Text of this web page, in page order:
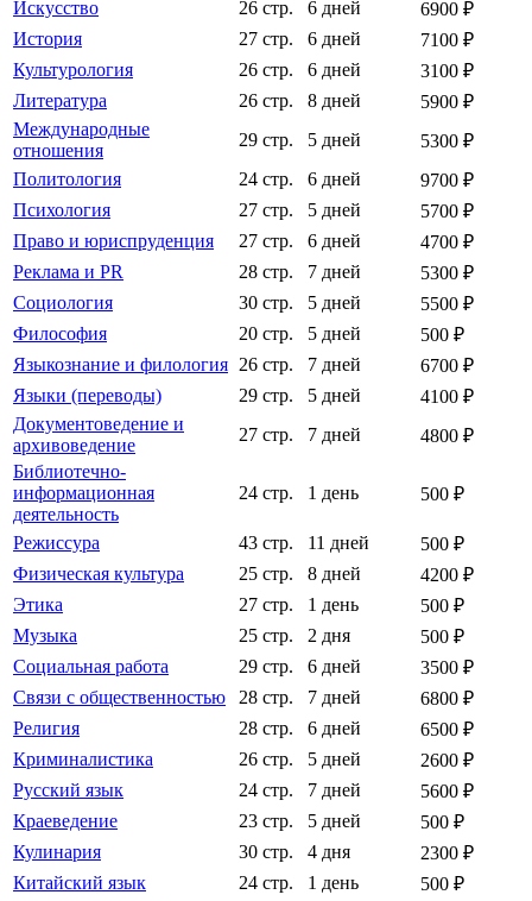
Искусство 26 стр. 6 дней
6900 ₽
История
27 стр. 6 дней
7100 ₽
Культурология
26 стр. 6 дней
3100 ₽
Литература
26 стр. 8 дней
5900 ₽
Международные
отношения
29 стр. 5 дней
5300 ₽
Политология
24 стр. 6 дней
9700 ₽
Психология
27 стр. 5 дней
5700 ₽
Право и юриспруденция
27 стр. 6 дней
4700 ₽
Реклама и PR
28 стр. 7 дней
5300 ₽
Социология
30 стр. 5 дней
5500 ₽
Философия
20 стр. 5 дней
500 ₽
Языкознание и филология 26 стр. 7 дней
6700 ₽
Языки (переводы)
29 стр. 5 дней
4100 ₽
Документоведение и
архивоведение
27 стр. 7 дней
4800 ₽
Библиотечно-
информационная
деятельность
24 стр. 1 день 500 ₽
Режиссура 43 стр. 11 дней
500 ₽
Физическая культура
25 стр. 8 дней
4200 ₽
Этика
27 стр. 1 день
500 ₽
Музыка
25 стр. 2 дня
500 ₽
Социальная работа
29 стр. 6 дней
3500 ₽
Связи с общественностью
28 стр. 7 дней
6800 ₽
Религия
28 стр. 6 дней
6500 ₽
Криминалистика
26 стр. 5 дней
2600 ₽
Русский язык
24 стр. 7 дней
5600 ₽
Краеведение
23 стр. 5 дней
500 ₽
Кулинария
30 стр. 4 дня
2300 ₽
Китайский язык
24 стр. 1 день
500 ₽